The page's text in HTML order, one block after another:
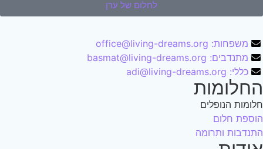
לחלום של ערן
משפחות: office@living-dreams.org
מתנדבים: basmat@living-dreams.org
כללי: adi@living-dreams.org
הנופלים
חלום
ותרומה